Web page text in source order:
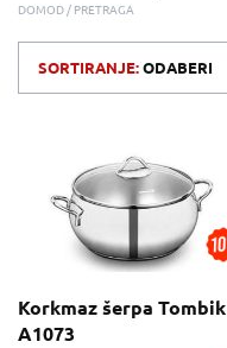
DOMOD PRETRAGA
SORTIRANJE:ODABERI
Korkmaz šerpa Tombik
A1073